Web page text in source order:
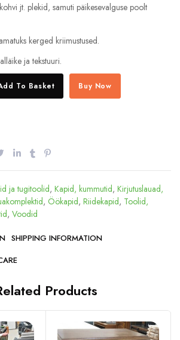
jt. plekid, samuti päikesevalguse poolt
kerged kriimustused.
ja tekstuuri.
To Basket Buy Now
ja tugitoolid, Kapid, kummutid, Kirjutuslauad,
, Öökapid, Riidekapid, Toolid,
, Voodid
SHIPPING INFORMATION
Products